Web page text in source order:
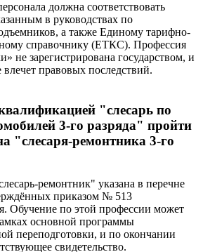
должна соответствовать
в руководствах по
а также Единому тарифно-
справочнику (ЕТКС). Профессия
не зарегистрирована государством, и
влечет правовых последствий.
"слесарь по
3-го разряда" пройти
"слесаря-ремонтника 3-го
ремонтник" указана в перечне
приказом № 513
Обучение по этой профессии может
основной программы
переподготовки, и по окончании
свидетельство.